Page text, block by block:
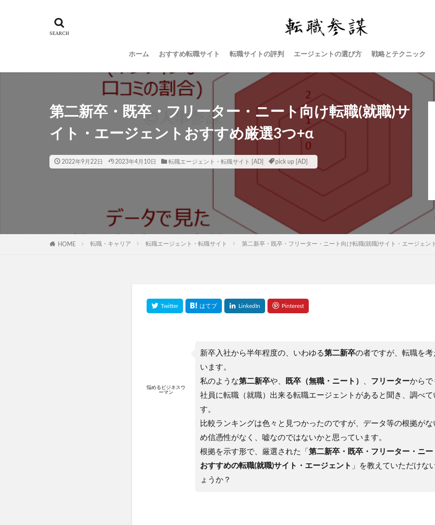
ホーム おすすめ転職サイト 転職サイトの評判 エージェントの選び方 戦略とテクニック
第二新卒・既卒・フリーター・ニート向け転職(就職)サ
イト・エージェントおすすめ厳選3つ+α
2022年9月22日 2023年4月10日 転職エージェント・転職サイト pick up
HOME 転職・キャリア 転職エージェント・転職サイト 第二新卒・既卒・フリーター・ニート向け転職(就職)サイト・エージェン
悩めるビジネスウ
ーマン
新卒入社から半年程度の、いわゆる第二新卒の者ですが、転職を考
います。
私のような第二新卒や、 既卒（無職・ニート） フリーターからで
社員に転職（就職）出来る転職エージェントがあると聞き、調べて
す。
比較ランキングは色々と見つかったのですが、データ等の根拠がな
め信憑性がなく、嘘なのではないかと思っています。
根拠を示す形で、厳選された「 第二新卒・既卒・フリーター・ニー
おすすめの転職(就職)サイト・エージェント 」を教えていただけな
ょうか？